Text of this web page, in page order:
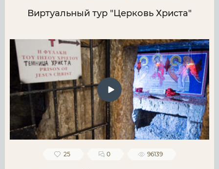
Виртуальный тур "Церковь Христа"
25 0 96139